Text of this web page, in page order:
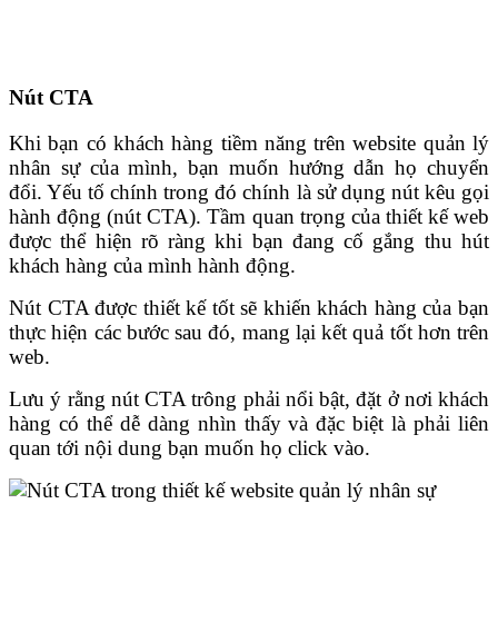
Nút CTA
Khi bạn có khách hàng tiềm năng trên website quản lý
nhân sự của mình, bạn muốn hướng dẫn họ chuyển
đổi. Yếu tố chính trong đó chính là sử dụng nút kêu gọi
hành động (nút CTA). Tầm quan trọng của thiết kế web
được thể hiện rõ ràng khi bạn đang cố gắng thu hút
khách hàng của mình hành động.
Nút CTA được thiết kế tốt sẽ khiến khách hàng của bạn
thực hiện các bước sau đó, mang lại kết quả tốt hơn trên
web.
Lưu ý rằng nút CTA trông phải nổi bật, đặt ở nơi khách
hàng có thể dễ dàng nhìn thấy và đặc biệt là phải liên
quan tới nội dung bạn muốn họ click vào.